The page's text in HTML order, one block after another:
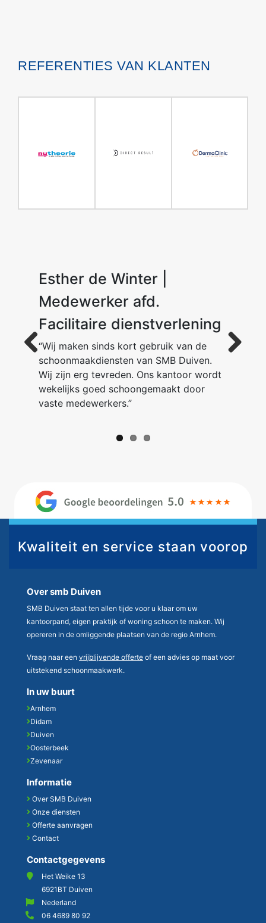
REFERENTIES VAN KLANTEN
Esther de Winter |
Medewerker afd.
Facilitaire dienstverlening
“Wij maken sinds kort gebruik van de
schoonmaakdiensten van SMB Duiven.
Wij zijn erg tevreden. Ons kantoor wordt
wekelijks goed schoongemaakt door
vaste medewerkers.”
Dion van der Ent
M. K.
Previous
Kwaliteit en service staan voorop
Over smb Duiven
SMB Duiven staat ten allen tijde voor u klaar om uw
kantoorpand, eigen praktijk of woning schoon te maken. Wij
opereren in de omliggende plaatsen van de regio Arnhem.
Vraag naar een vrijblijvende offerte of een advies op maat voor
uitstekend schoonmaakwerk.
In uw buurt
Arnhem
Didam
Duiven
Oosterbeek
Zevenaar
Informatie
Over SMB Duiven
Onze diensten
Offerte aanvragen
Contact
Contactgegevens
Het Weike 13
6921BT Duiven
Nederland
06 4689 80 92